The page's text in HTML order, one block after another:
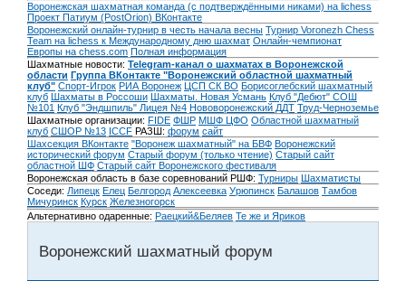
Воронежская шахматная команда (с подтверждёнными никами) на lichess
Проект Патиум (PostOrion) ВКонтакте
Воронежский онлайн-турнир в честь начала весны Турнир Voronezh Chess
Team на lichess к Международному дню шахмат Онлайн-чемпионат
Европы на chess.com Полная информация
Шахматные новости: Telegram-канал о шахматах в Воронежской
области Группа ВКонтакте "Воронежский областной шахматный
клуб" Спорт-Игрок РИА Воронеж ЦСП СК ВО Борисоглебский шахматный
клуб Шахматы в Россоши Шахматы. Новая Усмань Клуб "Дебют" СОШ
№101 Клуб "Эндшпиль" Лицея №4 Нововоронежский ДДТ Труд-Черноземье
Шахматные организации: FIDE ФШР МШФ ЦФО Областной шахматный
клуб СШОР №13 ICCF РАЗШ: форум сайт
Шахсекция ВКонтакте "Воронеж шахматный" на БВФ Воронежский
исторический форум Cтарый форум (только чтение) Старый сайт
областной ШФ Старый сайт Воронежского фестиваля
Воронежская область в базе соревнований РШФ: Турниры Шахматисты
Соседи: Липецк Елец Белгород Алексеевка Урюпинск Балашов Тамбов
Мичуринск Курск Железногорск
Альтернативно одаренные: Раецкий&Беляев Те же и Яриков
Воронежский шахматный форум